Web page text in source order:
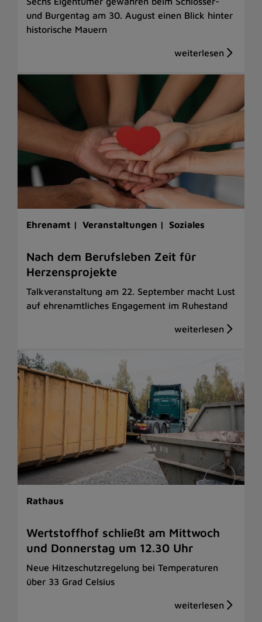
und Burgentag am 30. August einen Blick hinter
historische Mauern
Ehrenamt | Veranstaltungen | Soziales
Nach dem Berufsleben Zeit für
Herzensprojekte
Talkveranstaltung am 22. September macht Lust
auf ehrenamtliches Engagement im Ruhestand
Rathaus
Wertstoffhof schließt am Mittwoch
und Donnerstag um 12.30 Uhr
Neue Hitzeschutzregelung bei Temperaturen
über 33 Grad Celsius